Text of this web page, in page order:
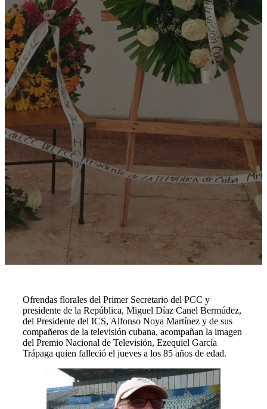
Ofrendas florales del Primer Secretario del PCC y
presidente de la República, Miguel Díaz Canel Bermúdez,
del Presidente del ICS, Alfonso Noya Martínez y de sus
compañeros de la televisión cubana, acompañan la imagen
del Premio Nacional de Televisión, Ezequiel García
Trápaga quien falleció el jueves a los 85 años de edad.